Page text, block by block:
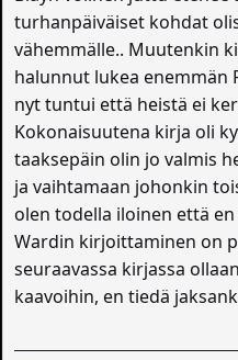
turhanpäiväiset kohdat
vähemmälle.. Muutenkin
halunnut lukea enemmän
nyt tuntui että heistä ei
Kokonaisuutena kirja oli
taaksepäin olin jo valmis
ja vaihtamaan johonkin
olen todella iloinen että
Wardin kirjoittaminen on
seuraavassa kirjassa
kaavoihin, en tiedä